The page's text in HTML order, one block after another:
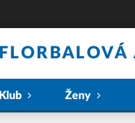
Klub Ženy